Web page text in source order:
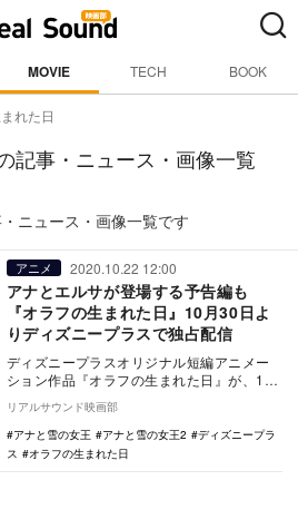
MOVIE TECH BOOK
れた日
記事・ニュース・画像一覧
ニュース・画像一覧です
アニメ 2020.10.22 12:00
アナとエルサが登場する予告編も
『オラフの生まれた日』10月30日よ
りディズニープラスで独占配信
ディズニープラスオリジナル短編アニメー
ション作品『オラフの生まれた日』が、10
月30日より日本初独占配信開始されること
が決定し、…
リアルサウンド映画部
アナと雪の女王
アナと雪の女王2
ディズニープラ
ス
オラフの生まれた日